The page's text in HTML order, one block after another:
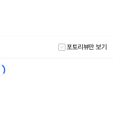
포토리뷰만 보기